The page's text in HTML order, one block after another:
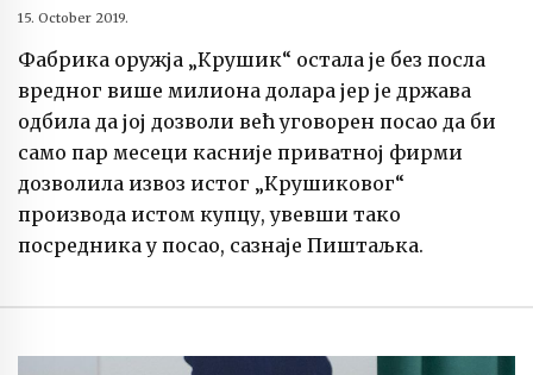
15. October 2019.
Фабрика оружја „Крушик“ остала је без посла
вредног више милиона долара јер је држава
одбила да јој дозволи већ уговорен посао да би
само пар месеци касније приватној фирми
дозволила извоз истог „Крушиковог“
производа истом купцу, увевши тако
посредника у посао, сазнаје Пиштаљка.